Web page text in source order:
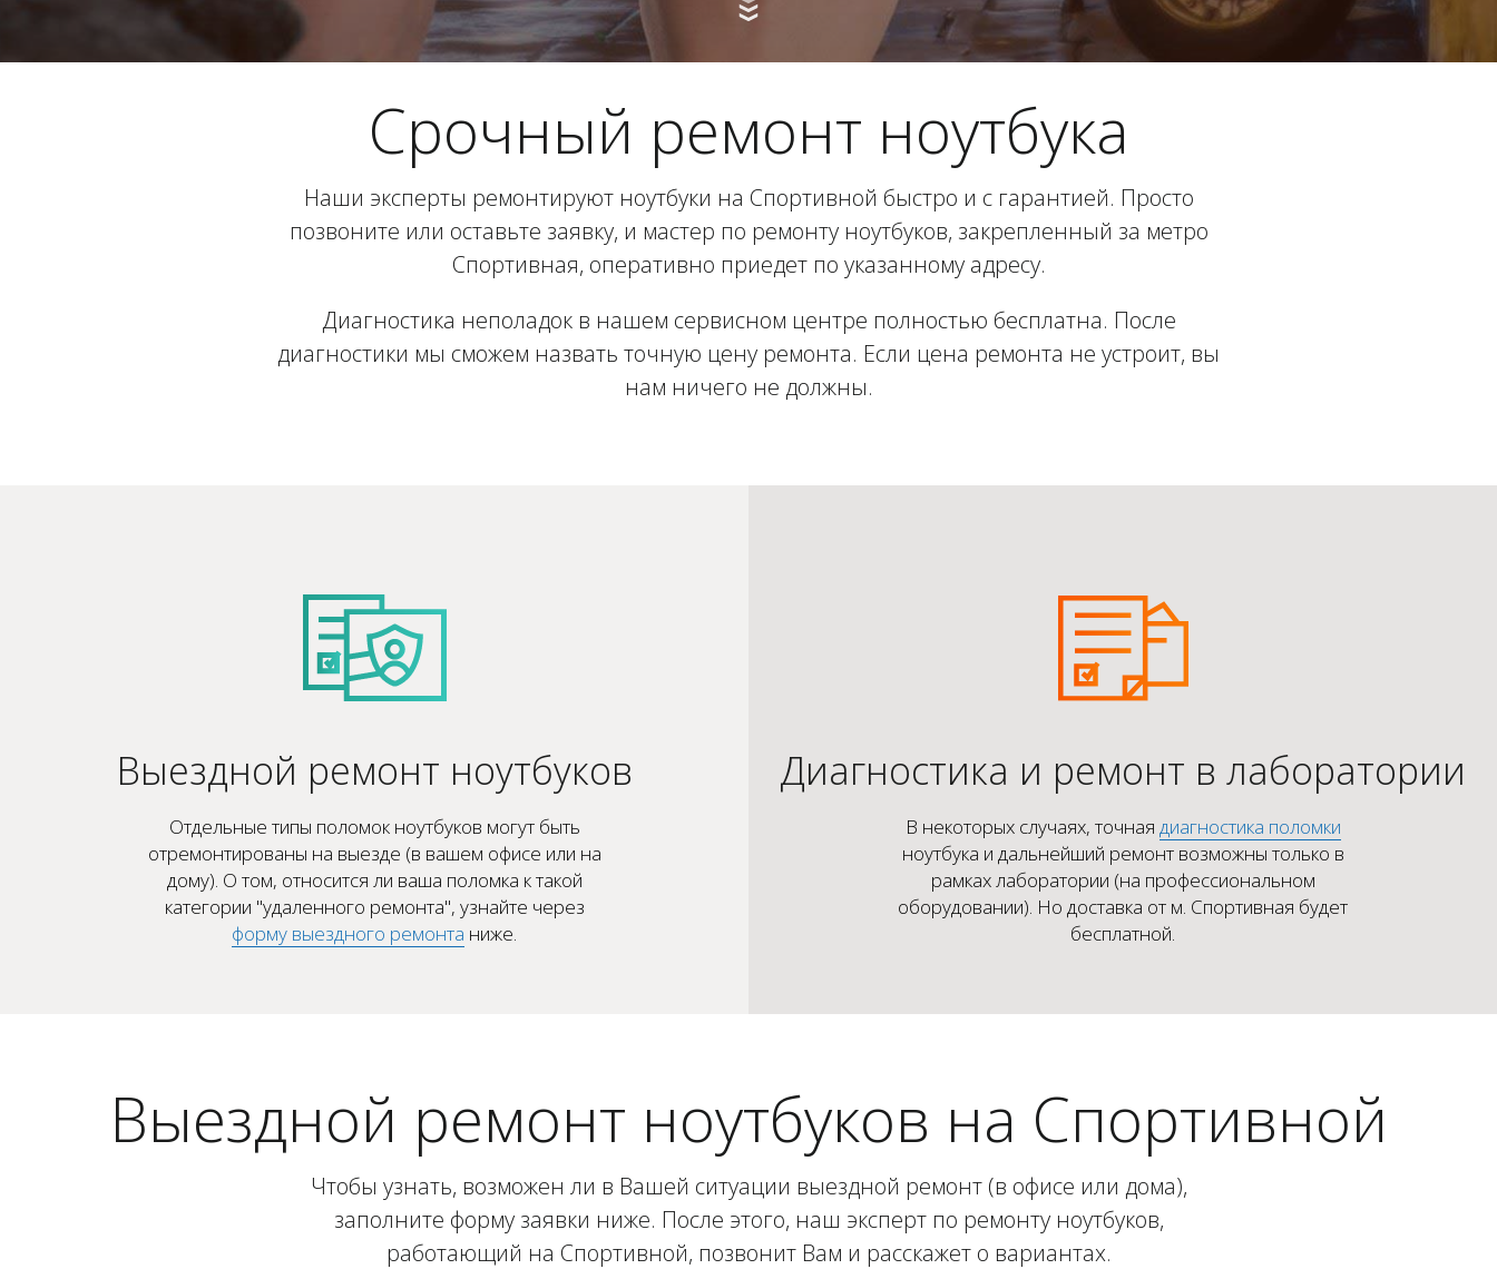
Срочный ремонт ноутбука
Наши эксперты ремонтируют ноутбуки на Спортивной быстро и с гарантией. Просто
позвоните или оставьте заявку, и мастер по ремонту ноутбуков, закрепленный за метро
Спортивная, оперативно приедет по указанному адресу.
Диагностика неполадок в нашем сервисном центре полностью бесплатна. После
диагностики мы сможем назвать точную цену ремонта. Если цена ремонта не устроит, вы
нам ничего не должны.
Выездной ремонт ноутбуков
Отдельные типы поломок ноутбуков могут быть
отремонтированы на выезде (в вашем офисе или на
дому). О том, относится ли ваша поломка к такой
категории "удаленного ремонта", узнайте через
форму выездного ремонта ниже.
Диагностика и ремонт в лаборатории
В некоторых случаях, точная диагностика поломки
ноутбука и дальнейший ремонт возможны только в
рамках лаборатории (на профессиональном
оборудовании). Но доставка от м. Спортивная будет
бесплатной.
Выездной ремонт ноутбуков на Спортивной
Чтобы узнать, возможен ли в Вашей ситуации выездной ремонт (в офисе или дома),
заполните форму заявки ниже. После этого, наш эксперт по ремонту ноутбуков,
работающий на Спортивной, позвонит Вам и расскажет о вариантах.